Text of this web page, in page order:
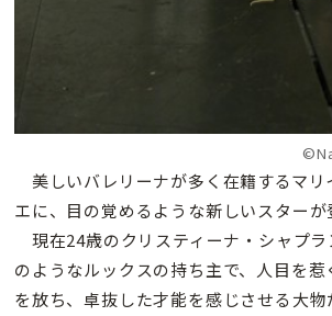
美しいバレリーナが多く在籍するマリ
エに、目の覚めるような新しいスターが
現在24歳のクリスティーナ・シャプ
のようなルックスの持ち主で、人目を惹
を放ち、卓抜した才能を感じさせる大物